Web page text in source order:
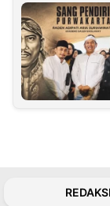
REDAKSI